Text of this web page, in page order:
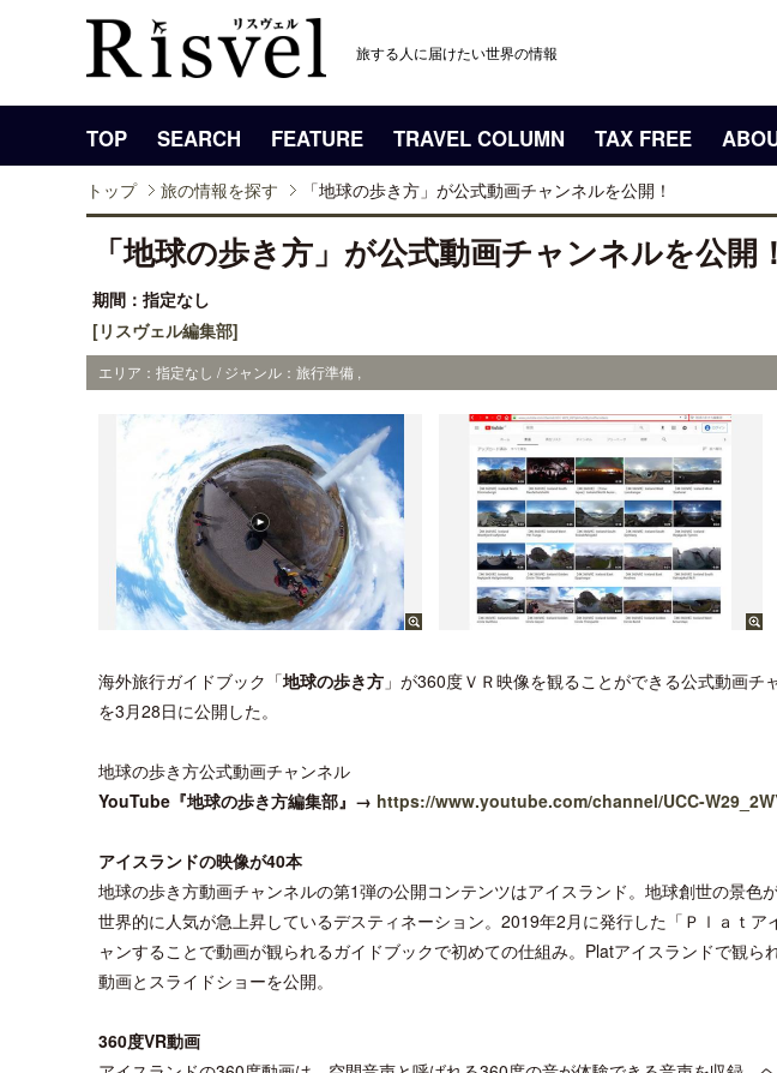
旅する人に届けたい世界の情報
TOP SEARCH FEATURE TRAVEL COLUMN TAX FREE
トップ 旅の情報を探す 「地球の歩き方」が公式動画チャンネルを公開！
「地球の歩き方」が公式動画チャンネルを公開！
期間：指定なし
[リスヴェル編集部]
エリア：指定なし / ジャンル：旅行準備 ,
海外旅行ガイドブック「地球の歩き方 」が360度ＶＲ映像を観ることができる公式動画チ
を3月28日に公開した。
地球の歩き方公式動画チャンネル
YouTube『地球の歩き方編集部』→ https://www.youtube.com/channel/UCC-
アイスランドの映像が40本
地球の歩き方動画チャンネルの第1弾の公開コンテンツはアイスランド。地球創世の景色
世界的に人気が急上昇しているデスティネーション。2019年2月に発行した「Ｐｌａｔ
ャンすることで動画が観られるガイドブックで初めての仕組み。Platアイスランドで観
動画とスライドショーを公開。
360度VR動画